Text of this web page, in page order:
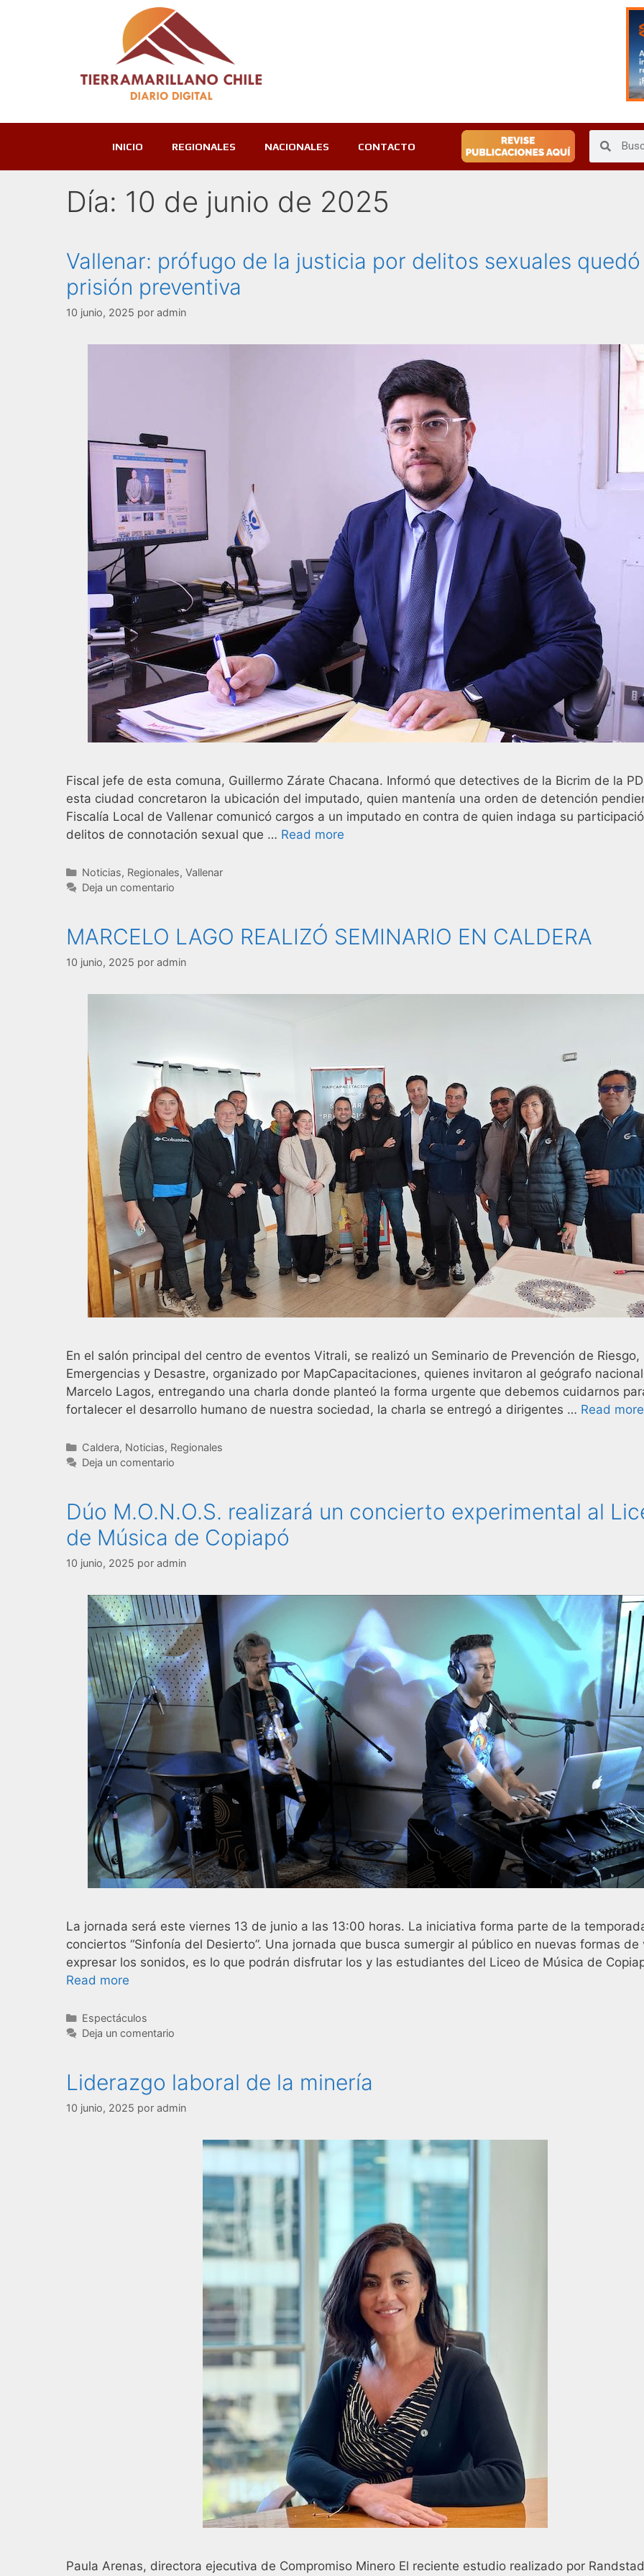
INICIO REGIONALES NACIONALES CONTACTO
Día: 10 de junio de 2025
Vallenar: prófugo de la justicia por delitos sexuales
prisión preventiva
10 junio, 2025 por admin
Fiscal jefe de esta comuna, Guillermo Zárate Chacana. Informó que detectives de la Bicrim de la
esta ciudad concretaron la ubicación del imputado, quien mantenía una orden de detención
Fiscalía Local de Vallenar comunicó cargos a un imputado en contra de quien indaga su
delitos de connotación sexual que … Read more
Noticias, Regionales, Vallenar
Deja un comentario
MARCELO LAGO REALIZÓ SEMINARIO EN CALDERA
10 junio, 2025 por admin
En el salón principal del centro de eventos Vitrali, se realizó un Seminario de Prevención de Riesgo,
Emergencias y Desastre, organizado por MapCapacitaciones, quienes invitaron al geógrafo nacional
Marcelo Lagos, entregando una charla donde planteó la forma urgente que debemos cuidarnos
fortalecer el desarrollo humano de nuestra sociedad, la charla se entregó a dirigentes … Read more
Caldera, Noticias, Regionales
Deja un comentario
Dúo M.O.N.O.S. realizará un concierto experimental al
de Música de Copiapó
10 junio, 2025 por admin
La jornada será este viernes 13 de junio a las 13:00 horas. La iniciativa forma parte de la
conciertos “Sinfonía del Desierto”. Una jornada que busca sumergir al público en nuevas formas de
expresar los sonidos, es lo que podrán disfrutar los y las estudiantes del Liceo de Música de
Read more
Espectáculos
Deja un comentario
Liderazgo laboral de la minería
10 junio, 2025 por admin
Paula Arenas, directora ejecutiva de Compromiso Minero El reciente estudio realizado por